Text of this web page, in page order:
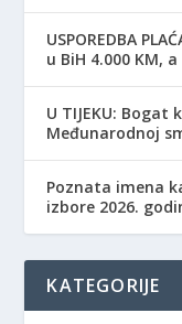
USPOREDBA
u BiH 4.000 KM,
​U TIJEKU:
Međunarodnoj
Poznata imena
izbore 2026.
KATEGORIJE